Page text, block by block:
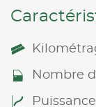
Nombre